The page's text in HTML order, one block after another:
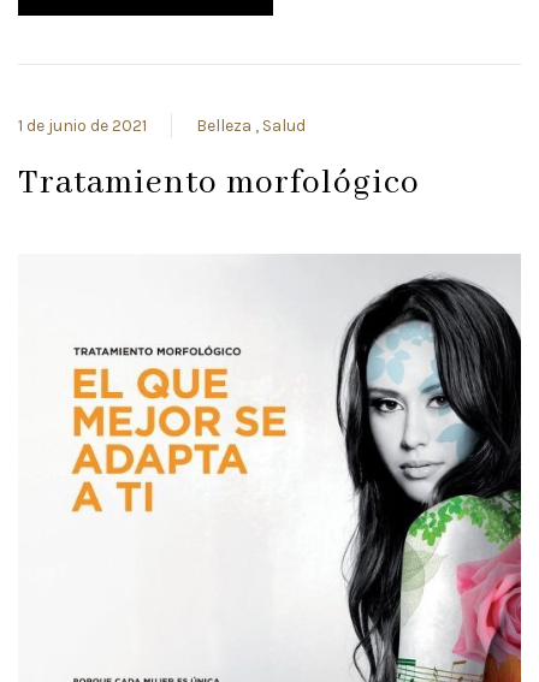
1 de junio de 2021 Belleza Salud
Tratamiento morfológico